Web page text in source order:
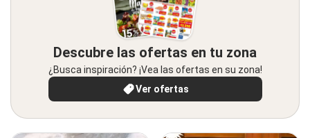
Descubre las ofertas en tu zona
¿Busca inspiración? ¡Vea las ofertas en su zona!
Ver ofertas